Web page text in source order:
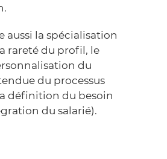
aussi la spécialisation
rareté du profil, le
du
du processus
définition du besoin
du salarié).